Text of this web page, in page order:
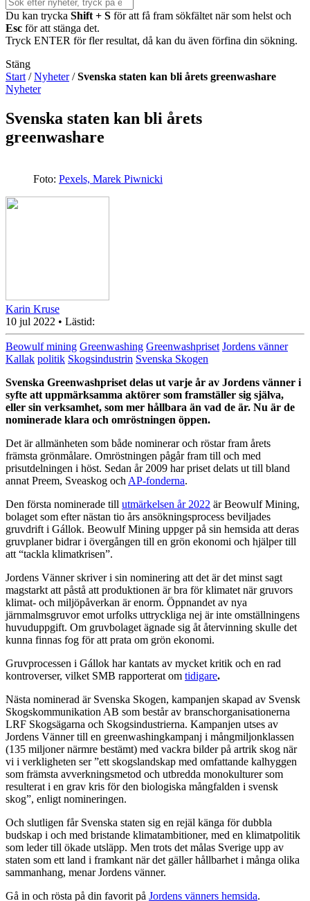
Du kan trycka Shift + S för att få fram sökfältet när som helst och
Esc för att stänga det.
Tryck ENTER för fler resultat, då kan du även förfina din sökning.
Stäng
Start /Nyheter/Svenska staten kan bli årets greenwashare
Nyheter
Svenska staten kan bli årets
greenwashare
Foto: Pexels, Marek Piwnicki
Karin Kruse
10 jul 2022 • Lästid:
Beowulf mining Greenwashing Greenwashpriset Jordens vänner
Kallak politik Skogsindustrin Svenska Skogen
Svenska Greenwashpriset delas ut varje år av Jordens vänner i
syfte att uppmärksamma aktörer som framställer sig själva,
eller sin verksamhet, som mer hållbara än vad de är. Nu är de
nominerade klara och omröstningen öppen.
Det är allmänheten som både nominerar och röstar fram årets
främsta grönmålare. Omröstningen pågår fram till och med
prisutdelningen i höst. Sedan år 2009 har priset delats ut till bland
annat Preem, Sveaskog och AP-fonderna.
Den första nominerade till utmärkelsen år 2022 är Beowulf Mining,
bolaget som efter nästan tio års ansökningsprocess beviljades
gruvdrift i Gállok. Beowulf Mining uppger på sin hemsida att deras
gruvplaner bidrar i övergången till en grön ekonomi och hjälper till
att “tackla klimatkrisen”.
Jordens Vänner skriver i sin nominering att det är det minst sagt
magstarkt att påstå att produktionen är bra för klimatet när gruvors
klimat- och miljöpåverkan är enorm. Öppnandet av nya
järnmalmsgruvor emot urfolks uttryckliga nej är inte omställningens
huvuduppgift. Om gruvbolaget ägnade sig åt återvinning skulle det
kunna finnas fog för att prata om grön ekonomi.
Gruvprocessen i Gállok har kantats av mycket kritik och en rad
kontroverser, vilket SMB rapporterat om tidigare.
Nästa nominerad är Svenska Skogen, kampanjen skapad av Svensk
Skogskommunikation AB som består av branschorganisationerna
LRF Skogsägarna och Skogsindustrierna. Kampanjen utses av
Jordens Vänner till en greenwashingkampanj i mångmiljonklassen
(135 miljoner närmre bestämt) med vackra bilder på artrik skog när
vi i verkligheten ser ”ett skogslandskap med omfattande kalhyggen
som främsta avverkningsmetod och utbredda monokulturer som
resulterat i en grav kris för den biologiska mångfalden i svensk
skog”, enligt nomineringen.
Och slutligen får Svenska staten sig en rejäl känga för dubbla
budskap i och med bristande klimatambitioner, med en klimatpolitik
som leder till ökade utsläpp. Men trots det målas Sverige upp av
staten som ett land i framkant när det gäller hållbarhet i många olika
sammanhang, menar Jordens vänner.
​Gå in och rösta på din favorit på Jordens vänners hemsida.